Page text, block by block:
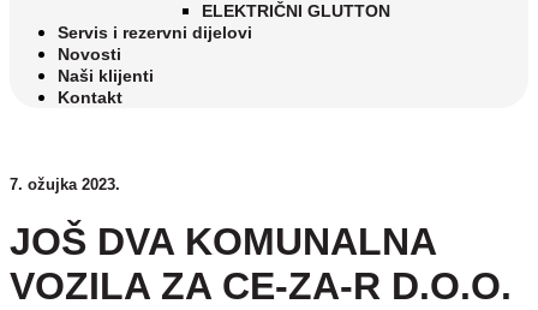
ELEKTRIČNI GLUTTON
Servis i rezervni dijelovi
Novosti
Naši klijenti
Kontakt
7. ožujka 2023.
JOŠ DVA KOMUNALNA
VOZILA ZA CE-ZA-R D.O.O.